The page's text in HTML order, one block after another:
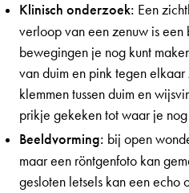
Klinisch onderzoek: Een
verloop van een zenuw is een
bewegingen je nog kunt
van duim en pink tegen
klemmen tussen duim en
prikje gekeken tot waar je
Beeldvorming: bij open
maar een röntgenfoto kan
gesloten letsels kan een echo